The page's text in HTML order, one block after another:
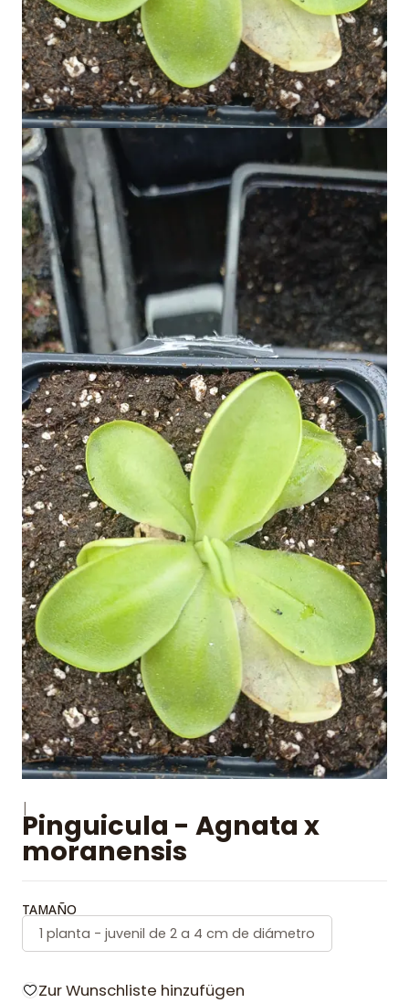
|
Pinguicula - Agnata x
moranensis
TAMAÑO
1 planta - juvenil de 2 a 4 cm de diámetro
Zur Wunschliste hinzufügen